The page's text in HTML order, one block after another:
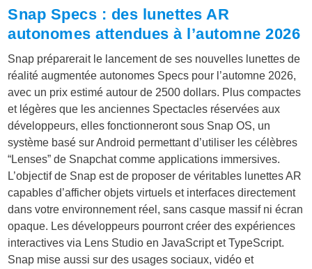
Snap Specs : des lunettes AR
autonomes attendues à l’automne 2026
Snap préparerait le lancement de ses nouvelles lunettes de
réalité augmentée autonomes Specs pour l’automne 2026,
avec un prix estimé autour de 2500 dollars. Plus compactes
et légères que les anciennes Spectacles réservées aux
développeurs, elles fonctionneront sous Snap OS, un
système basé sur Android permettant d’utiliser les célèbres
“Lenses” de Snapchat comme applications immersives.
L’objectif de Snap est de proposer de véritables lunettes AR
capables d’afficher objets virtuels et interfaces directement
dans votre environnement réel, sans casque massif ni écran
opaque. Les développeurs pourront créer des expériences
interactives via Lens Studio en JavaScript et TypeScript.
Snap mise aussi sur des usages sociaux, vidéo et